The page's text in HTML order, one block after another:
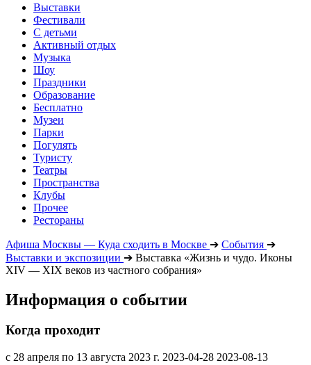
Выставки
Фестивали
С детьми
Активный отдых
Музыка
Шоу
Праздники
Образование
Бесплатно
Музеи
Парки
Погулять
Туристу
Театры
Пространства
Клубы
Прочее
Рестораны
Афиша Москвы — Куда сходить в Москве ➔ События ➔
Выставки и экспозиции ➔ Выставка «Жизнь и чудо. Иконы
XIV — XIX веков из частного собрания»
Информация о событии
Когда проходит
с 28 апреля по 13 августа 2023 г. 2023-04-28 2023-08-13